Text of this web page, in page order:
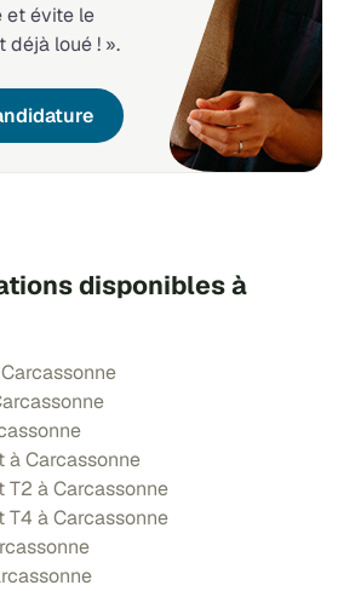
et évite le
déjà loué ! ».
disponibles à
à Carcassonne
à Carcassonne
à Carcassonne